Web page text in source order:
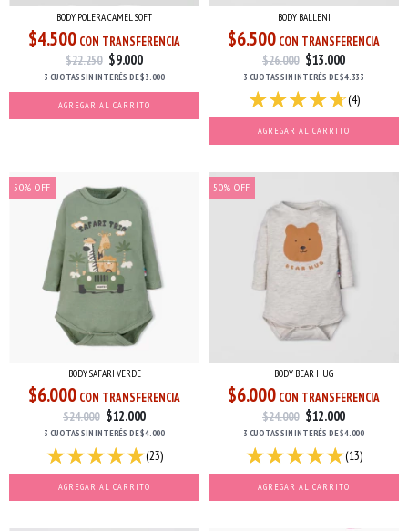
BODY POLERA CAMEL SOFT
$4.500 CON TRANSFERENCIA
$22.250 $9.000
3 CUOTASSIN INTERÉS DE$3.000
AGREGAR AL CARRITO
BODY BALLENI
$6.500 CON TRANSFERENCIA
$26.000 $13.000
3 CUOTASSIN INTERÉS DE$4.333
(4)
AGREGAR AL CARRITO
50% OFF
BODY SAFARI VERDE
$6.000 CON TRANSFERENCIA
$24.000 $12.000
3 CUOTASSIN INTERÉS DE$4.000
(23)
AGREGAR AL CARRITO
50% OFF
BODY BEAR HUG
$6.000 CON TRANSFERENCIA
$24.000 $12.000
3 CUOTASSIN INTERÉS DE$4.000
(13)
AGREGAR AL CARRITO